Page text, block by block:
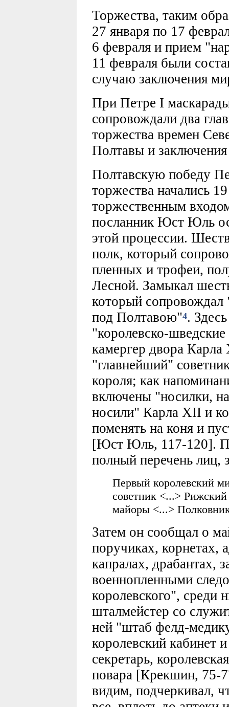
Торжества, таким
27 января по 17
6 февраля и прием
11 февраля были
случаю заключения
При Петре I
сопровождали два
торжества времен
Полтавы и
Полтавскую победу
торжества начались
торжественным
посланник Юст Юль
этой процессии.
полк, который
пленных и трофеи,
Лесной. Замыкал
который сопровождал
под Полтавою"4.
"королевско-
камергер двора
"главнейший"
короля; как
включены "носилки,
носили" Карла XII и
поменять на коня и
[Юст Юль, 117-120].
полный перечень лиц,
Первый королевский
советник <...> Рижский
майоры <...>
Затем он сообщал о
поручиках, корнетах,
капралах, драбантах,
военнопленными
королевского", среди
шталмейстер со
ней "штаб фелд-
королевский кабинет
секретарь,
повара [Крекшин, 75-
видим, подчеркивал,